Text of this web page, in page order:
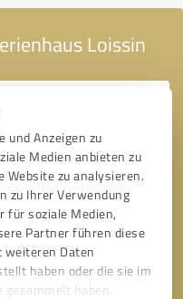
und Anzeigen zu
Medien anbieten zu
Website zu analysieren.
zu Ihrer Verwendung
für soziale Medien,
Partner führen diese
Daten
haben oder die sie im
haben.
Loissin